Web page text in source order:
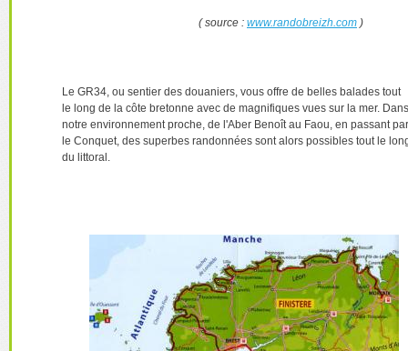
( source : www.randobreizh.com )
Le GR34, ou sentier des douaniers, vous offre de belles balades tout
le long de la côte bretonne avec de magnifiques vues sur la mer. Dans
notre environnement proche, de l'Aber Benoît au Faou, en passant par
le Conquet, des superbes randonnées sont alors possibles tout le
du littoral.